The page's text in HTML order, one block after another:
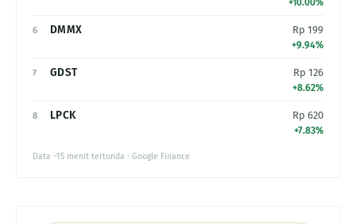
6 DMMX Rp 199
+9.94%
7 GDST Rp 126
+8.62%
8 LPCK Rp 620
+7.83%
Data ~15 menit tertunda · Google Finance